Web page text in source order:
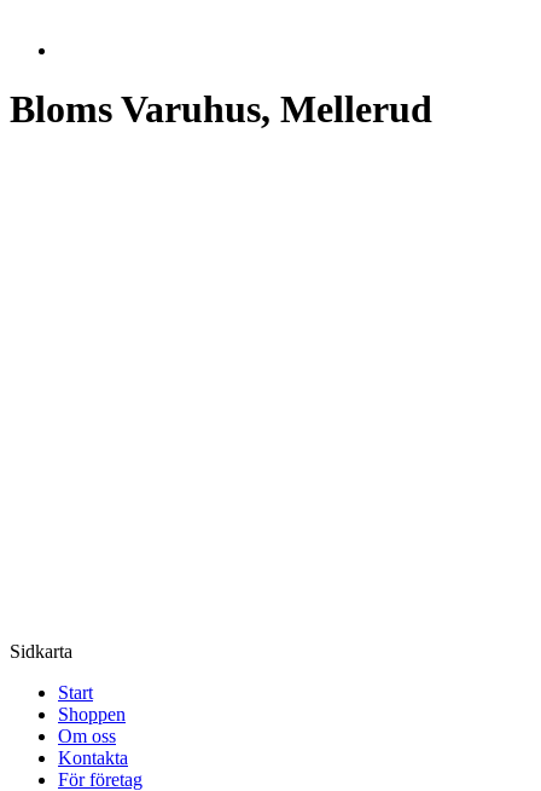
Bloms Varuhus, Mellerud
Sidkarta
Start
Shoppen
Om oss
Kontakta
För företag